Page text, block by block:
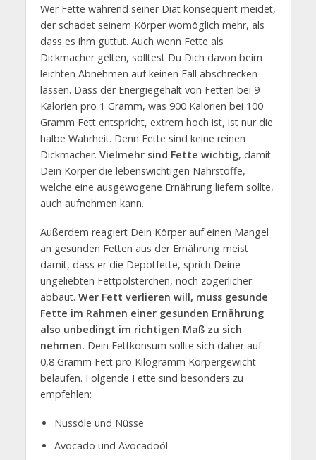
Wer Fette während seiner Diät konsequent meidet,
der schadet seinem Körper womöglich mehr, als
dass es ihm guttut. Auch wenn Fette als
Dickmacher gelten, solltest Du Dich davon beim
leichten Abnehmen auf keinen Fall abschrecken
lassen. Dass der Energiegehalt von Fetten bei 9
Kalorien pro 1 Gramm, was 900 Kalorien bei 100
Gramm Fett entspricht, extrem hoch ist, ist nur die
halbe Wahrheit. Denn Fette sind keine reinen
Dickmacher. Vielmehr sind Fette wichtig, damit
Dein Körper die lebenswichtigen Nährstoffe,
welche eine ausgewogene Ernährung liefern sollte,
auch aufnehmen kann.
Außerdem reagiert Dein Körper auf einen Mangel
an gesunden Fetten aus der Ernährung meist
damit, dass er die Depotfette, sprich Deine
ungeliebten Fettpölsterchen, noch zögerlicher
abbaut. Wer Fett verlieren will, muss gesunde
Fette im Rahmen einer gesunden Ernährung
also unbedingt im richtigen Maß zu sich
nehmen. Dein Fettkonsum sollte sich daher auf
0,8 Gramm Fett pro Kilogramm Körpergewicht
belaufen. Folgende Fette sind besonders zu
empfehlen:
Nussöle und Nüsse
Avocado und Avocadoöl